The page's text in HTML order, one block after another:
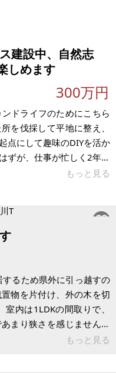
建設中、自然志
しめます
300万円
を伐採して平地に整え、
点にして趣味のDIYを活か
ずが、仕事が忙しく2年ほ
は宮城県川崎の別荘地で
フ層」などにおススメで
、安価かつ自由度満載の
積は72坪 ・コンテナハウ
もっと見る
るため県外に引っ越すの
物を片付け、外の木を切
まり狭さを感じません。
後は、大量の残された荷
もっと見る